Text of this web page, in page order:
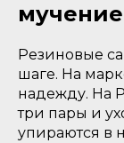
Резиновые
шаге. На
надежду. На
три пары и
упираются в